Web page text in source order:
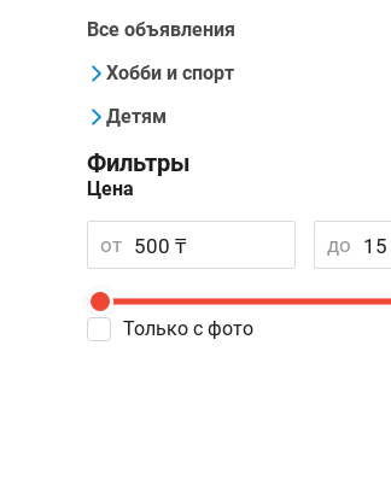
Все объявления
Хобби и спорт
Детям
Фильтры
Цена
от до
Только с фото